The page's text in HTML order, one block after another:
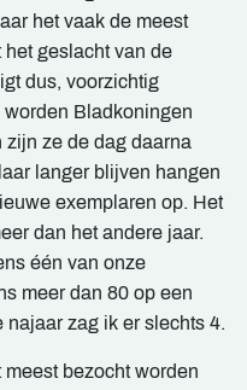
het vaak de meest
geslacht van de
dus, voorzichtig
Bladkoningen
zijn ze de dag daarna
langer blijven hangen
exemplaren op. Het
dan het andere jaar.
één van onze
meer dan 80 op een
zag ik er slechts 4.
bezocht worden